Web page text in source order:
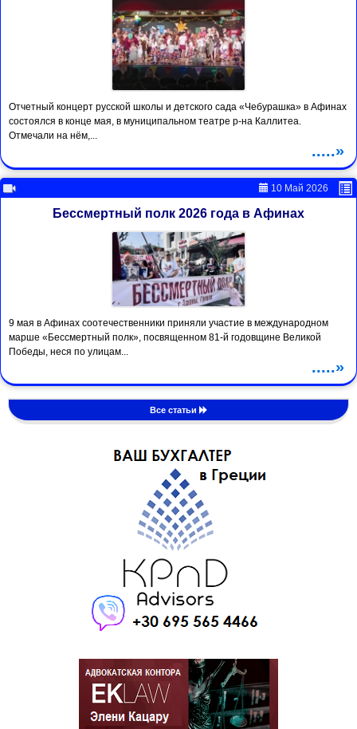
Отчетный концерт русской школы и детского сада «Чебурашка» в Афинах
состоялся в конце мая, в муниципальном театре р-на Каллитеа.
Отмечали на нём,...
.....»
10 Май 2026
Бессмертный полк 2026 года в Афинах
9 мая в Афинах соотечественники приняли участие в международном
марше «Бессмертный полк», посвященном 81-й годовщине Великой
Победы, неся по улицам...
.....»
Все статьи